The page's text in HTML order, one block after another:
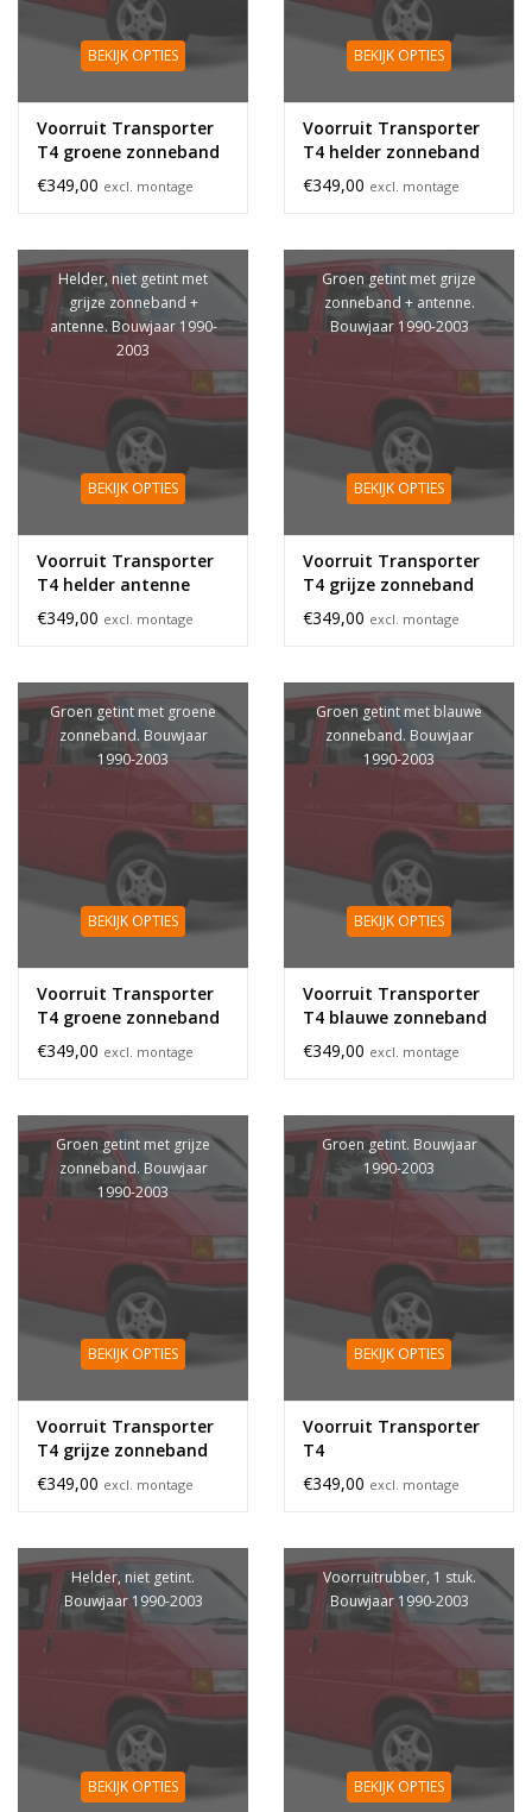
BEKIJK OPTIES
Voorruit Transporter
T4 groene zonneband
antenne
€349,00 excl. montage
BEKIJK OPTIES
Voorruit Transporter
T4 helder zonneband
€349,00 excl. montage
Helder, niet getint met
grijze zonneband +
antenne. Bouwjaar 1990-
2003
BEKIJK OPTIES
Voorruit Transporter
T4 helder antenne
zonneband
€349,00 excl. montage
Groen getint met grijze
zonneband + antenne.
Bouwjaar 1990-2003
BEKIJK OPTIES
Voorruit Transporter
T4 grijze zonneband
antenne
€349,00 excl. montage
Groen getint met groene
zonneband. Bouwjaar
1990-2003
BEKIJK OPTIES
Voorruit Transporter
T4 groene zonneband
€349,00 excl. montage
Groen getint met blauwe
zonneband. Bouwjaar
1990-2003
BEKIJK OPTIES
Voorruit Transporter
T4 blauwe zonneband
€349,00 excl. montage
Groen getint met grijze
zonneband. Bouwjaar
1990-2003
BEKIJK OPTIES
Voorruit Transporter
T4 grijze zonneband
€349,00 excl. montage
Groen getint. Bouwjaar
1990-2003
BEKIJK OPTIES
Voorruit Transporter
T4
€349,00 excl. montage
Helder, niet getint.
Bouwjaar 1990-2003
BEKIJK OPTIES
Voorruitrubber, 1 stuk.
Bouwjaar 1990-2003
BEKIJK OPTIES